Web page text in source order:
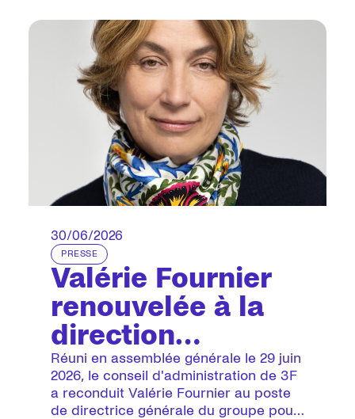
virements d'argent vers un compte
bancaire qui n'est pas celui de 3F.
30/06/2026
PRESSE
Valérie Fournier
renouvelée à la
direction
générale du
groupe 3F
Réuni en assemblée générale le 29 juin
2026, le conseil d'administration de 3F
a reconduit Valérie Fournier au poste
de directrice générale du groupe pour